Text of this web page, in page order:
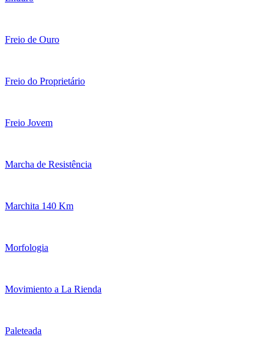
Freio de Ouro
Freio do Proprietário
Freio Jovem
Marcha de Resistência
Marchita 140 Km
Morfologia
Movimiento a La Rienda
Paleteada